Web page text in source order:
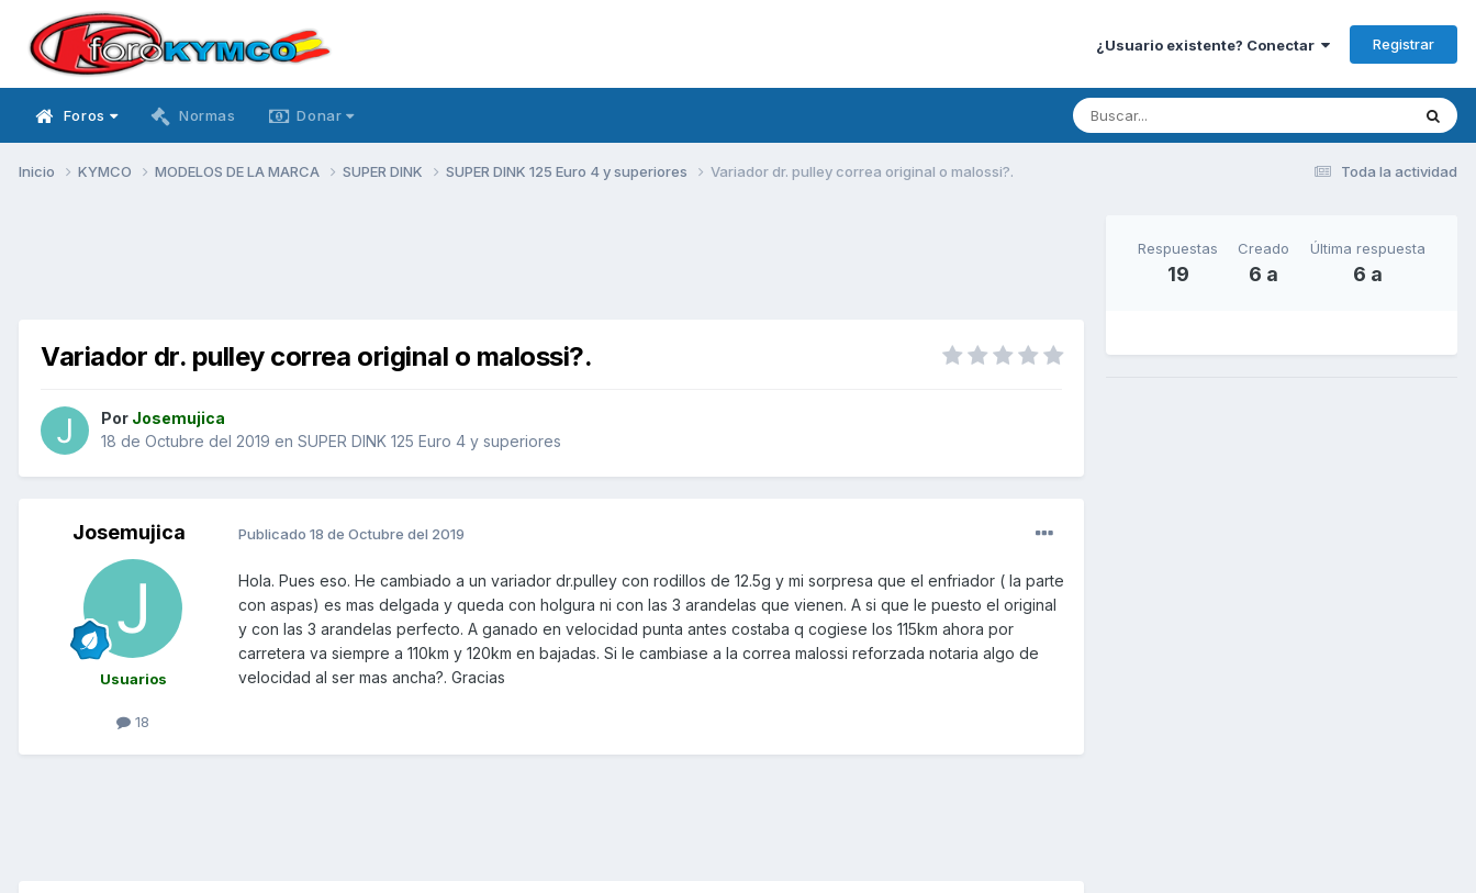
¿Usuario existente? Conectar Registrar
Foros Normas Donar
Toda la actividad
Inicio KYMCO MODELOS DE LA MARCA SUPER DINK SUPER DINK 125 Euro 4 y superiores Variador dr. pulley correa original o malossi?.
Variador dr. pulley correa original o malossi?.
Por Josemujica
18 de Octubre del 2019 en SUPER DINK 125 Euro 4 y superiores
Josemujica
Usuarios
18
Publicado 18 de Octubre del 2019
Hola. Pues eso. He cambiado a un variador dr.pulley con rodillos de 12.5g y mi sorpresa que el enfriador ( la parte
con aspas) es mas delgada y queda con holgura ni con las 3 arandelas que vienen. A si que le puesto el original
y con las 3 arandelas perfecto. A ganado en velocidad punta antes costaba q cogiese los 115km ahora por
carretera va siempre a 110km y 120km en bajadas. Si le cambiase a la correa malossi reforzada notaria algo de
velocidad al ser mas ancha?. Gracias
Respuestas
19
Creado
6 a
Última respuesta
6 a